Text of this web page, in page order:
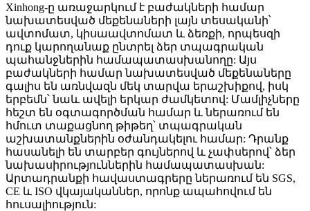
Xinhong-ը առաջարկում է բաժակների համար
նախատեսված մեքենաների լայն տեսականի՝
ավտոմատ, կիսաավտոմատ և ձեռքի, որպեսզի
դուք կարողանաք ընտրել ձեր տպագրական
պահանջներին համապատասխանողը: Այս
բաժակների համար նախատեսված մեքենաները
գալիս են առնվազն մեկ տարվա երաշխիքով, իսկ
երբեմն՝ նաև ավելի երկար ժամկետով: Մամլիչները
հեշտ են օգտագործման համար և ներառում են
հմուտ տաքացնող թիթեղ՝ տպագրական
աշխատանքներին օժանդակելու համար: Դրանք
հասանելի են տարբեր գույներով և չափսերով՝ ձեր
նախասիրություններին համապատասխան:
Արտադրանքի հավաստագրերը ներառում են SGS,
CE և ISO վկայականներ, որոնք ապահովում են
հուսալիություն: